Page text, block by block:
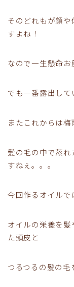
そのどれもが顔
すよね！
なので一生懸命
でも一番露出し
またこれからは
髪の毛の中で蒸
すねぇ。。。
今回作るオイルで
オイルの栄養を
た頭皮と
つるつるの髪の